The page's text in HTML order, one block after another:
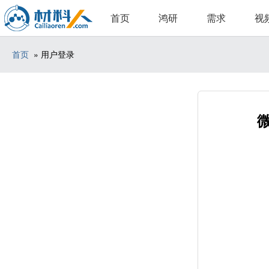
首页 鸿研 需求 视
首页 » 用户登录